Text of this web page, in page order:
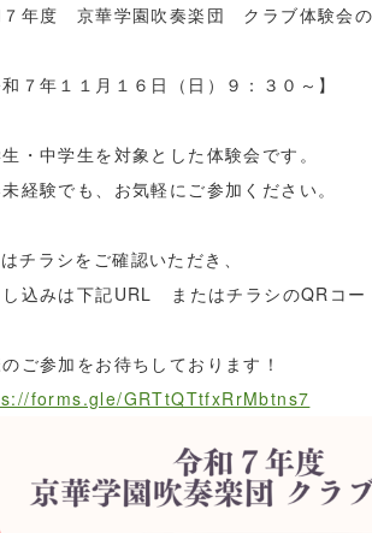
年度 京華学園吹奏楽団 クラブ体験会の
和７年１１月１６日（日）９：３０～】
・中学生を対象とした体験会です。
経験でも、お気軽にご参加ください。
チラシをご確認いただき、
込みは下記URL またはチラシのQRコー
ご参加をお待ちしております！
forms.gle/GRTtQTtfxRrMbtns7